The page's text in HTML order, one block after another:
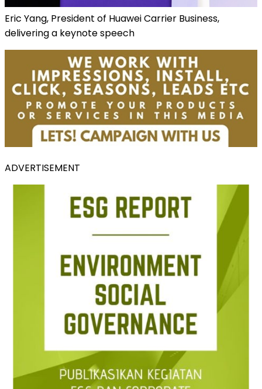
Eric Yang, President of Huawei Carrier Business,
delivering a keynote speech
ADVERTISEMENT